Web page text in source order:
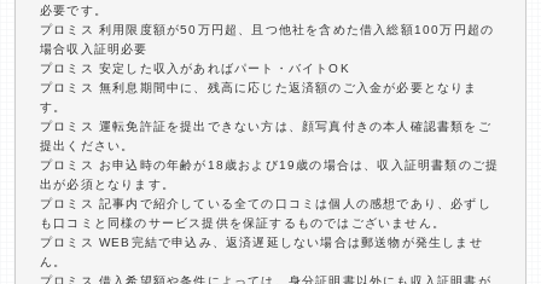
必要です。
プロミス 利用限度額が50万円超、且つ他社を含めた借入総額100万円超の
場合収入証明必要
プロミス 安定した収入があればパート・バイトOK
プロミス 無利息期間中に、残高に応じた返済額のご入金が必要となりま
す。
プロミス 運転免許証を提出できない方は、顔写真付きの本人確認書類をご
提出ください。
プロミス お申込時の年齢が18歳および19歳の場合は、収入証明書類のご提
出が必須となります。
プロミス 記事内で紹介している全ての口コミは個人の感想であり、必ずし
も口コミと同様のサービス提供を保証するものではございません。
プロミス WEB完結で申込み、返済遅延しない場合は郵送物が発生しませ
ん。
プロミス 借入希望額や条件によっては、身分証明書以外にも収入証明書が